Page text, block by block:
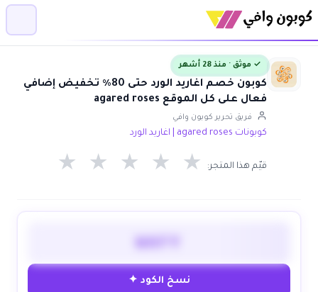
✓ موثق · منذ 28 أشهر
كوبون خصم اغاريد الورد حتى 80٪ تخفيض إضافي
فعال على كل الموقع agared roses
فريق تحرير كوبون وافي
كوبونات agared roses | اغاريد الورد
قيّم هذا المتجر: ★ ★ ★ ★ ★
WAFY
نسخ الكود ✦